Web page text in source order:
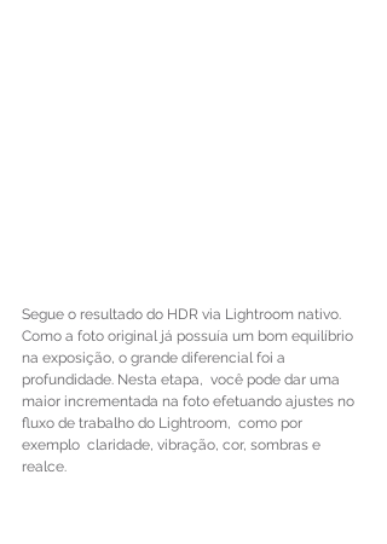
Segue o resultado do HDR via Lightroom nativo.
Como a foto original já possuía um bom equilíbrio
na exposição, o grande diferencial foi a
profundidade. Nesta etapa,  você pode dar uma
maior incrementada na foto efetuando ajustes no
fluxo de trabalho do Lightroom,  como por
exemplo  claridade, vibração, cor, sombras e
realce.